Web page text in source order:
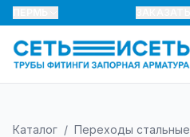
Каталог / Переходы стальные